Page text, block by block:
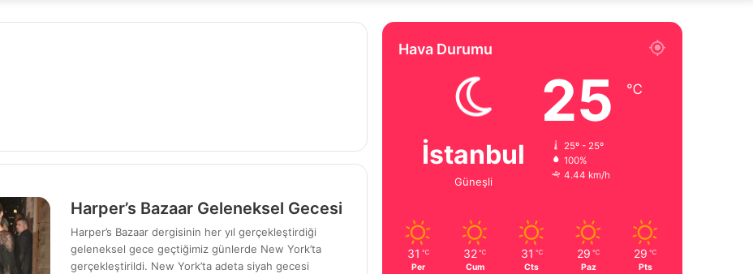
istediğiniz
görünümü
Harper’s Bazaar Geleneksel Gecesi
Harper’s Bazaar dergisinin her yıl gerçekleştirdiği
geleneksel gece geçtiğimiz günlerde New York’ta
gerçekleştirildi. New York’ta adeta siyah gecesi
Hava Durumu
İstanbul
Güneşli
25 ℃
25º - 25º
100%
4.44 km/h
31 ℃
Per
32 ℃
Cum
31 ℃
Cts
29 ℃
Paz
29 ℃
Pts